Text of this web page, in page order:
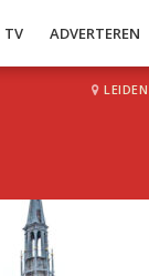
TV ADVERTEREN
LEIDEN